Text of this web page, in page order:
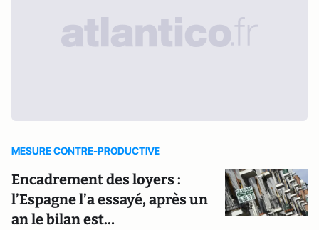
MESURE CONTRE-PRODUCTIVE
Encadrement des loyers :
l’Espagne l’a essayé, après un
an le bilan est…